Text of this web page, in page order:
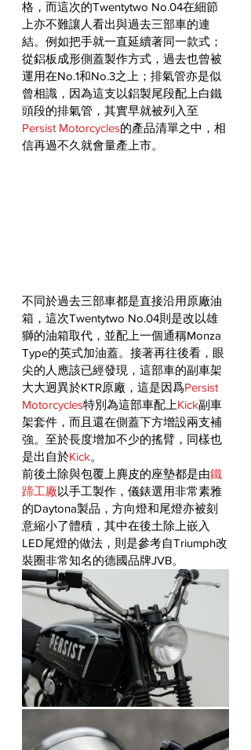
格，而這次的Twentytwo No.04在細節
上亦不難讓人看出與過去三部車的連
結。例如把手就一直延續著同一款式；
從鋁板成形側蓋製作方式，過去也曾被
運用在No.1和No.3之上；排氣管亦是似
曾相識，因為這支以鋁製尾段配上白鐵
頭段的排氣管，其實早就被列入至
Persist Motorcycles的產品清單之中，相
信再過不久就會量產上市。
不同於過去三部車都是直接沿用原廠油
箱，這次Twentytwo No.04則是改以雄
獅的油箱取代，並配上一個通稱Monza
Type的英式加油蓋。接著再往後看，眼
尖的人應該已經發現，這部車的副車架
大大迥異於KTR原廠，這是因爲Persist
Motorcycles特別為這部車配上Kick副車
架套件，而且還在側蓋下方增設兩支補
強。至於長度增加不少的搖臂，同樣也
是出自於Kick。
前後土除與包覆上麂皮的座墊都是由鐵
蹄工廠以手工製作，儀錶選用非常素雅
的Daytona製品，方向燈和尾燈亦被刻
意縮小了體積，其中在後土除上嵌入
LED尾燈的做法，則是參考自Triumph改
裝圈非常知名的德國品牌JVB。